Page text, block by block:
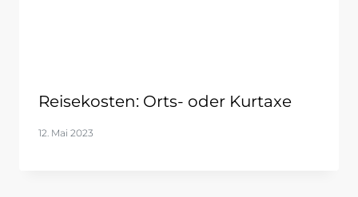
Reisekosten: Orts- oder Kurtaxe
12. Mai 2023